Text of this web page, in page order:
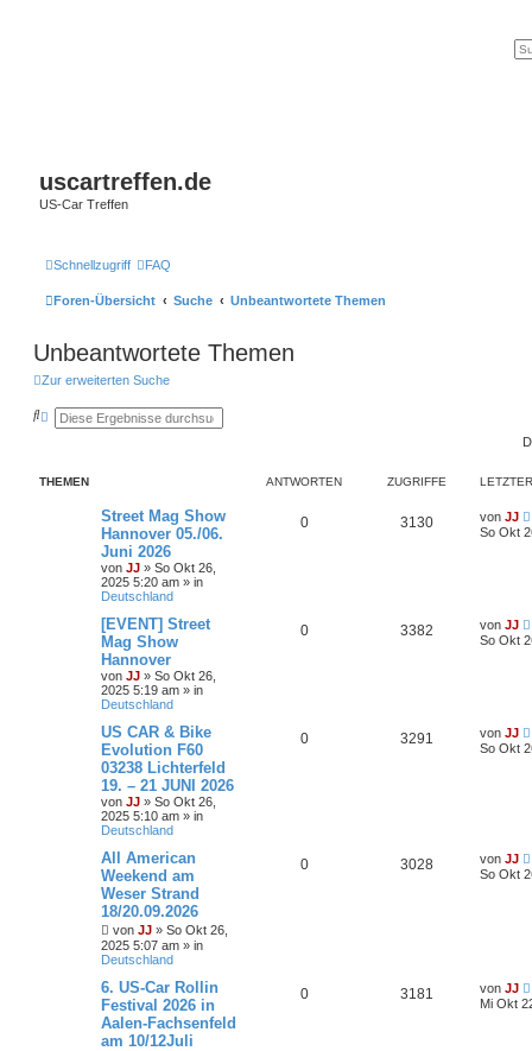
uscartreffen.de
US-Car Treffen
Schnellzugriff FAQ
Foren-Übersicht Suche Unbeantwortete Themen
Unbeantwortete Themen
Zur erweiterten Suche
S E
t
THEMEN ANTWORTEN ZUGRIFFE
Street Mag Show
Hannover 05./06.
Juni 2026
von JJ » So Okt 26,
2025 5:20 am » in
Deutschland
0 3130 von JJ
So Okt
[EVENT] Street
Mag Show
Hannover
von JJ » So Okt 26,
2025 5:19 am » in
Deutschland
0 3382 von JJ
So Okt
US CAR & Bike
Evolution F60
03238 Lichterfeld
19. – 21 JUNI 2026
von JJ » So Okt 26,
2025 5:10 am » in
Deutschland
0 3291 von JJ
So Okt
All American
Weekend am
Weser Strand
18/20.09.2026
von JJ » So Okt 26,
2025 5:07 am » in
Deutschland
0 3028 von JJ
So Okt
6. US-Car Rollin
Festival 2026 in
Aalen-Fachsenfeld
am 10/12Juli
0 3181 von JJ
Mi Okt